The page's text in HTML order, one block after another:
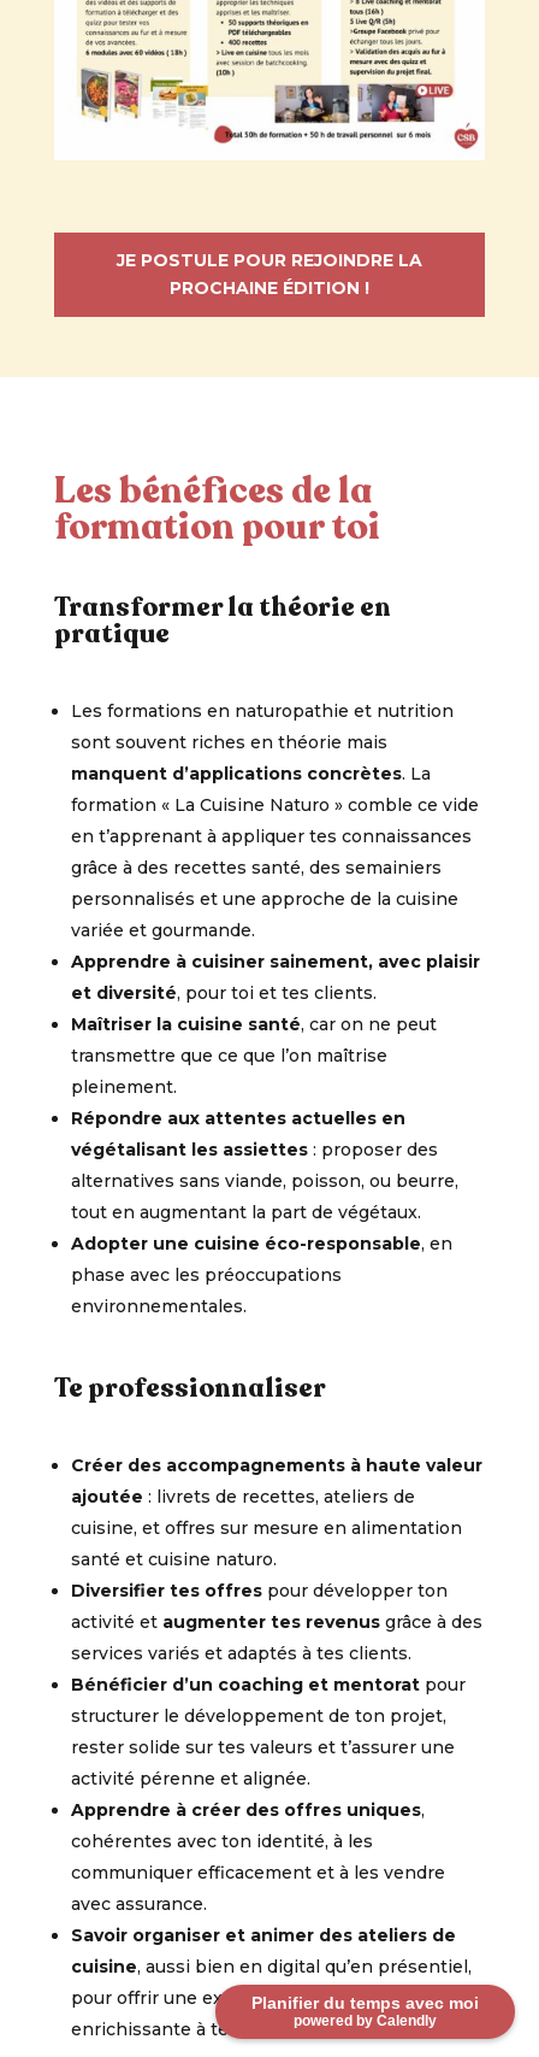
Planifier du temps avec moi
powered by Calendly
JE POSTULE POUR REJOINDRE LA
PROCHAINE ÉDITION !
Les bénéfices de la
formation pour toi
Transformer la théorie en
pratique
Les formations en naturopathie et nutrition
sont souvent riches en théorie mais
manquent d’applications concrètes. La
formation « La Cuisine Naturo » comble ce vide
en t’apprenant à appliquer tes connaissances
grâce à des recettes santé, des semainiers
personnalisés et une approche de la cuisine
variée et gourmande.
Apprendre à cuisiner sainement, avec plaisir
et diversité, pour toi et tes clients.
Maîtriser la cuisine santé, car on ne peut
transmettre que ce que l’on maîtrise
pleinement.
Répondre aux attentes actuelles en
végétalisant les assiettes: proposer des
alternatives sans viande, poisson, ou beurre,
tout en augmentant la part de végétaux.
Adopter une cuisine éco-responsable, en
phase avec les préoccupations
environnementales.
Te professionnaliser
Créer des accompagnements à haute valeur
ajoutée : livrets de recettes, ateliers de
cuisine, et offres sur mesure en alimentation
santé et cuisine naturo.
Diversifier tes offrespour développer ton
activité et augmenter tes revenus grâce à des
services variés et adaptés à tes clients.
Bénéficier d’un coaching et mentoratpour
structurer le développement de ton projet,
rester solide sur tes valeurs et t’assurer une
activité pérenne et alignée.
Apprendre à créer des offres uniques,
cohérentes avec ton identité, à les
communiquer efficacement et à les vendre
avec assurance.
Savoir organiser et animer des ateliers de
cuisine, aussi bien en digital qu’en présentiel,
pour offrir une expérience interactive et
enrichissante à tes clients.